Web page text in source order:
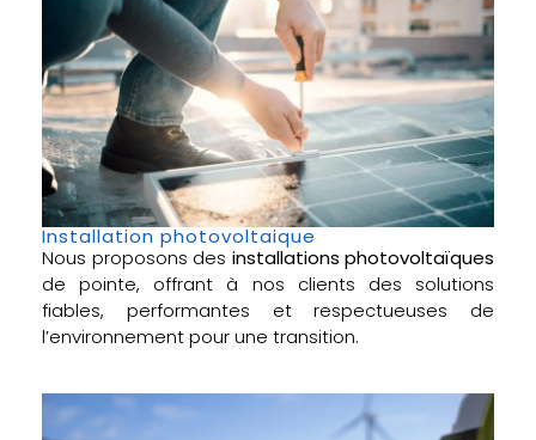
Installation photovoltaique
Nous proposons des installations photovoltaïques
de pointe, offrant à nos clients des solutions
fiables, performantes et respectueuses de
l’environnement pour une transition.